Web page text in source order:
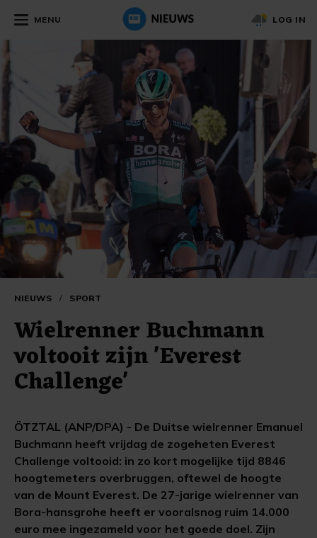
MENU LOG IN
NIEUWS / SPORT
Wielrenner Buchmann
voltooit zijn 'Everest
Challenge'
ÖTZTAL (ANP/DPA) - De Duitse wielrenner Emanuel
Buchmann heeft vrijdag de zogeheten Everest
Challenge voltooid: in zo kort mogelijke tijd 8846
hoogtemeters overbruggen, oftewel de hoogte
van de Mount Everest. De 27-jarige wielrenner van
Bora-hansgrohe heeft er vooralsnog ruim 14.000
euro mee ingezameld voor het goede doel. Zijn